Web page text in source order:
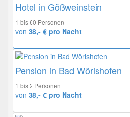
Hotel in Gößweinstein
1 bis 60 Personen
von 38,- € pro Nacht
Pension in Bad Wörishofen
1 bis 2 Personen
von 38,- € pro Nacht